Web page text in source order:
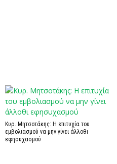
Κυρ. Μητσοτάκης: Η επιτυχία του
εμβολιασμού να μην γίνει άλλοθι
εφησυχασμού